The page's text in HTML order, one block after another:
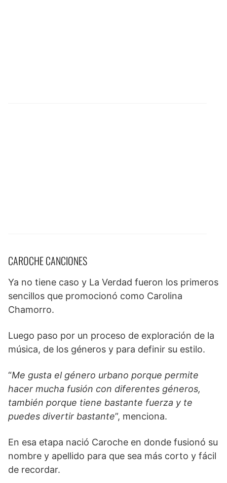
CAROCHE CANCIONES
Ya no tiene caso y La Verdad fueron los primeros
sencillos que promocionó como Carolina
Chamorro.
Luego paso por un proceso de exploración de la
música, de los géneros y para definir su estilo.
“Me gusta el género urbano porque permite
hacer mucha fusión con diferentes géneros,
también porque tiene bastante fuerza y te
puedes divertir bastante”, menciona.
En esa etapa nació Caroche en donde fusionó su
nombre y apellido para que sea más corto y fácil
de recordar.